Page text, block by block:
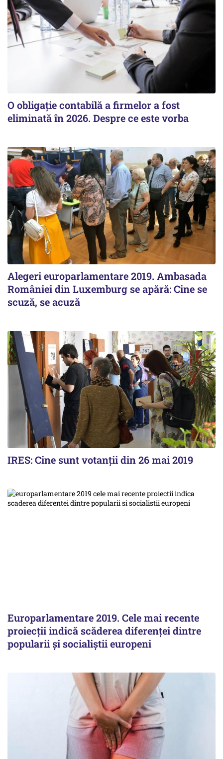
O obligație contabilă a firmelor a fost
eliminată în 2026. Despre ce este vorba
Alegeri europarlamentare 2019. Ambasada
României din Luxemburg se apără: Cine se
scuză, se acuză
IRES: Cine sunt votanții din 26 mai 2019
Europarlamentare 2019. Cele mai recente
proiecţii indică scăderea diferenţei dintre
popularii şi socialiştii europeni